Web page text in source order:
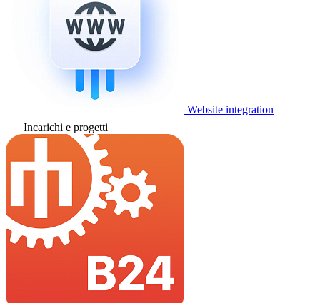
Website integration
Incarichi e progetti